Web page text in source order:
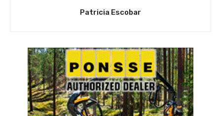
Patricia Escobar